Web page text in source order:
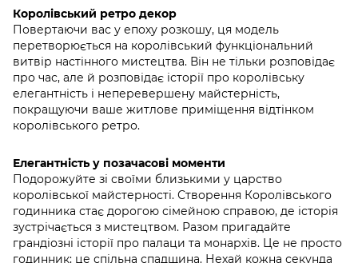
Королівський ретро декор
Повертаючи вас у епоху розкошу, ця модель
перетворюється на королівський функціональний
витвір настінного мистецтва. Він не тільки розповідає
про час, але й розповідає історії про королівську
елегантність і неперевершену майстерність,
покращуючи ваше житлове приміщення відтінком
королівського ретро.
Елегантність у позачасові моменти
Подорожуйте зі своїми близькими у царство
королівської майстерності. Створення Королівського
годинника стає дорогою сімейною справою, де історія
зустрічається з мистецтвом. Разом пригадайте
грандіозні історії про палаци та монархів. Це не просто
годинник; це спільна спадщина. Нехай кожна секунда